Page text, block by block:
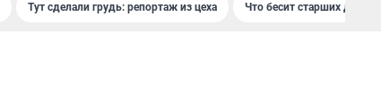
Тут сделали грудь: репортаж из цеха Что бесит старших детей